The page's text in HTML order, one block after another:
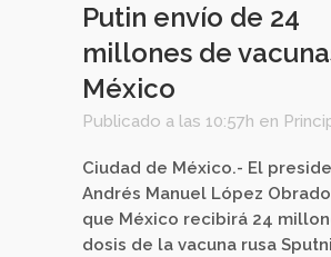
Putin envío de 24
millones de
México
Publicado a las 10:57h en
Ciudad de México.- El
Andrés Manuel López
que México recibirá 24
dosis de la vacuna rusa